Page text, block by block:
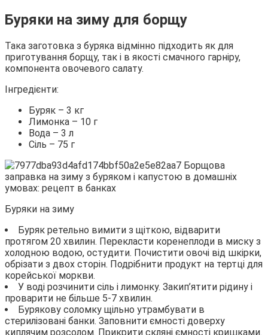
Буряки на зиму для борщу
Така заготовка з буряка відмінно підходить як для
приготування борщу, так і в якості смачного гарніру,
компонента овочевого салату.
Інгредієнти:
Буряк – 3 кг
Лимонка – 10 г
Вода – 3 л
Сіль – 75 г
Буряки на зиму
Буряк ретельно вимити з щіткою, відварити
протягом 20 хвилин. Перекласти коренеплоди в миску з
холодною водою, остудити. Почистити овочі від шкірки,
обрізати з двох сторін. Подрібнити продукт на тертці для
корейської моркви.
У воді розчинити сіль і лимонку. Закип’ятити рідину і
проварити не більше 5-7 хвилин.
Бурякову соломку щільно утрамбувати в
стерилізовані банки. Заповнити ємності доверху
киплячим розсолом. Прикрити скляні ємності кришками.